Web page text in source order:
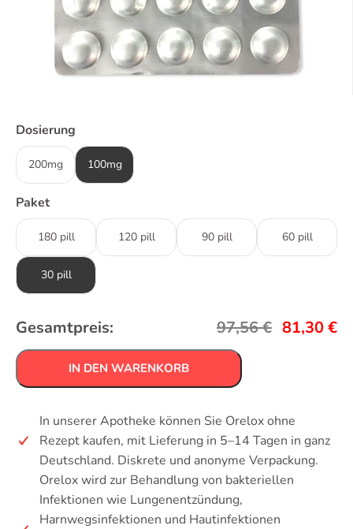
Dosierung
200mg 100mg
Paket
180 pill 120 pill 90 pill 60 pill
30 pill
Gesamtpreis: 97,56€ 81,30€
IN DEN WARENKORB
In unserer Apotheke können Sie Orelox ohne
Rezept kaufen, mit Lieferung in 5–14 Tagen in ganz
Deutschland. Diskrete und anonyme Verpackung.
Orelox wird zur Behandlung von bakteriellen
Infektionen wie Lungenentzündung,
Harnwegsinfektionen und Hautinfektionen